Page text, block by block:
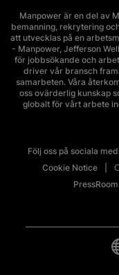
Manpower är en del av
bemanning, rekrytering
att utvecklas på en
- Manpower, Jefferson
för jobbsökande och
driver vår bransch
samarbeten. Våra
oss ovärderlig kunskap
globalt för vårt arbete
Följ oss på sociala
Cookie Notice
PressRoom